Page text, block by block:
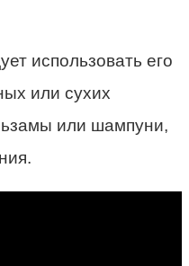
использовать его
или сухих
или шампуни,